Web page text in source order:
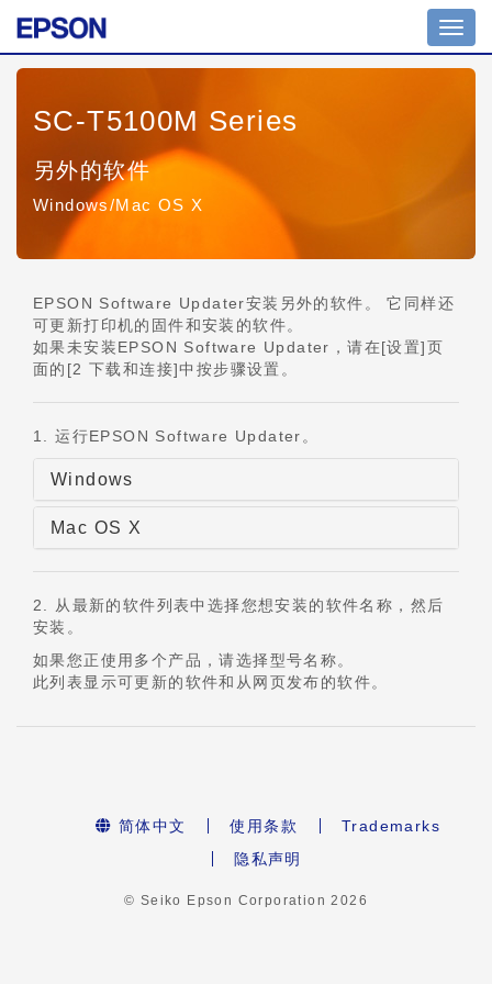
切
换
导
SC-T5100M Series
另外的软件
Windows/Mac OS X
EPSON Software Updater安装另外的软件。 它同样还
可更新打印机的固件和安装的软件。
如果未安装EPSON Software Updater，请在[设置]页
面的[2 下载和连接]中按步骤设置。
1. 运行EPSON Software Updater。
Windows
Mac OS X
2. 从最新的软件列表中选择您想安装的软件名称，然后
安装。
如果您正使用多个产品，请选择型号名称。
此列表显示可更新的软件和从网页发布的软件。
简体中文 使用条款
Trademarks
隐私声明
© Seiko Epson Corporation2026